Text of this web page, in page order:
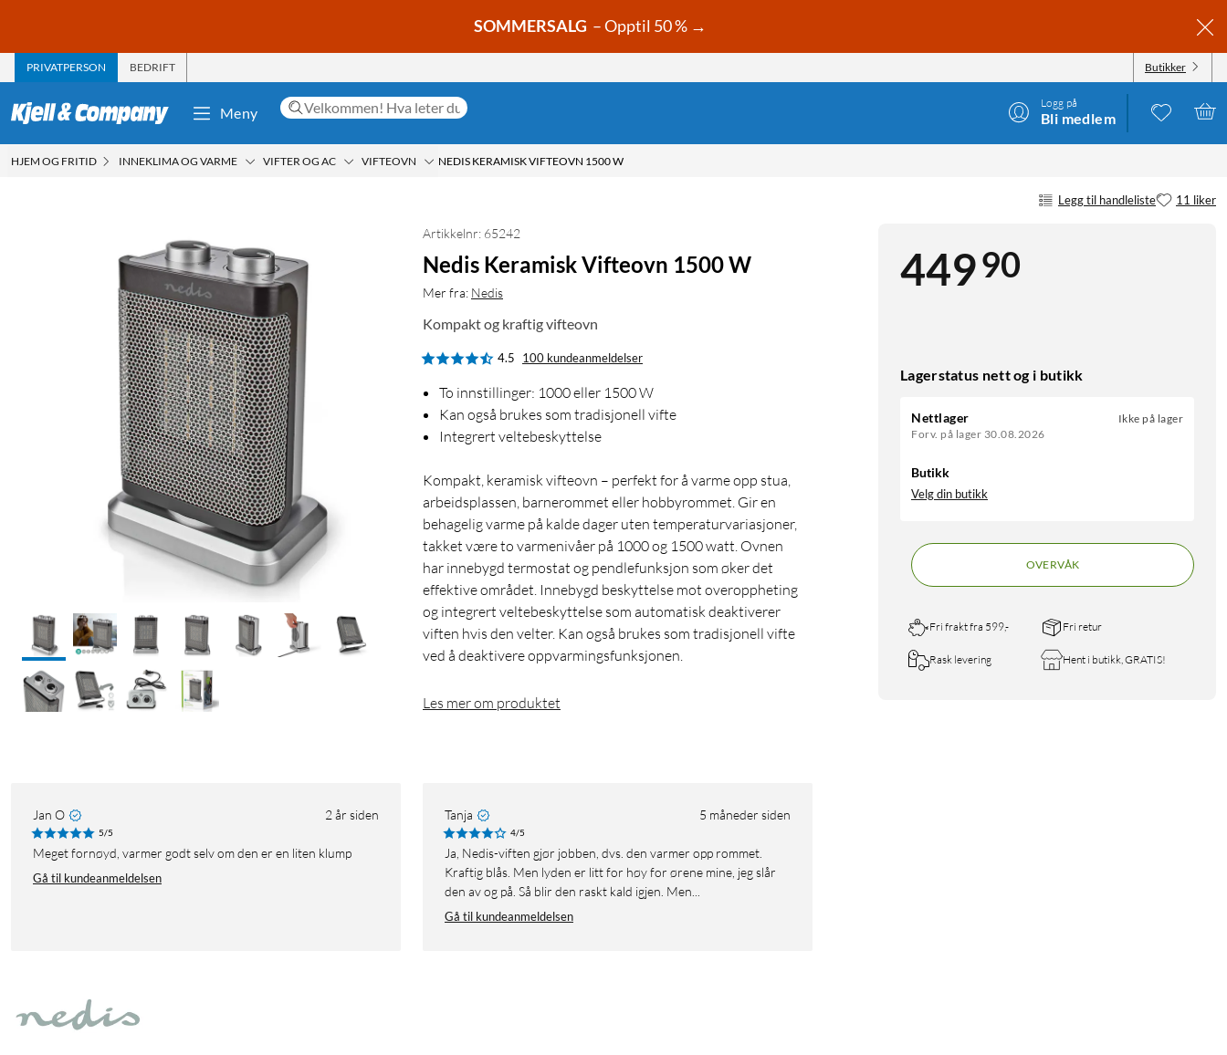
SOMMERSALG – Opptil 50 % →
PRIVATPERSON BEDRIFT Butikker
Meny
Logg på
Bli medlem
HJEM OG FRITID INNEKLIMA OG VARME VIFTER OG AC VIFTEOVN NEDIS KERAMISK VIFTEOVN 1500 W
Legg til handleliste 11 liker
44990
Lagerstatus nett og i butikk
Nettlager
Forv. på lager 30.08.2026
Ikke på lager
Butikk
Velg din butikk
OVERVÅK
Fri frakt fra 599,- Fri retur
Rask levering Hent i butikk, GRATIS!
Artikkelnr: 65242
Nedis Keramisk Vifteovn 1500 W
Mer fra: Nedis
Kompakt og kraftig vifteovn
4.5 100 kundeanmeldelser
To innstillinger: 1000 eller 1500 W
Kan også brukes som tradisjonell vifte
Integrert veltebeskyttelse
Kompakt, keramisk vifteovn – perfekt for å varme opp stua,
arbeidsplassen, barnerommet eller hobbyrommet. Gir en
behagelig varme på kalde dager uten temperaturvariasjoner,
takket være to varmenivåer på 1000 og 1500 watt. Ovnen
har innebygd termostat og pendlefunksjon som øker det
effektive området. Innebygd beskyttelse mot overoppheting
og integrert veltebeskyttelse som automatisk deaktiverer
viften hvis den velter. Kan også brukes som tradisjonell vifte
ved å deaktivere oppvarmingsfunksjonen.
Les mer om produktet
Jan O 2 år siden
5/5
Meget fornøyd, varmer godt selv om den er en liten klump
Gå til kundeanmeldelsen
Tanja 5 måneder siden
4/5
Ja, Nedis-viften gjør jobben, dvs. den varmer opp rommet.
Kraftig blås. Men lyden er litt for høy for ørene mine, jeg slår
den av og på. Så blir den raskt kald igjen. Men...
Gå til kundeanmeldelsen